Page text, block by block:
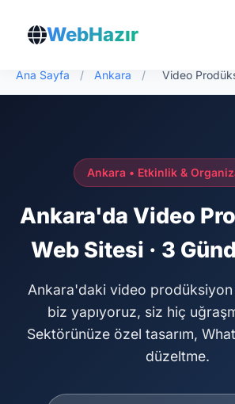
WebHazır
Ana Sayfa / Ankara / Video
Ankara • Etkinlik &
Ankara'da Video
Web Sitesi · 3
Ankara'daki video prodüksiyon
biz yapıyoruz, siz hiç
Sektörünüze özel tasarım,
düzeltme.